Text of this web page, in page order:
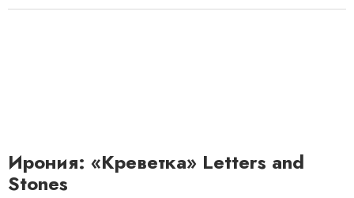
Ирония: «Креветка» Letters and
Stones